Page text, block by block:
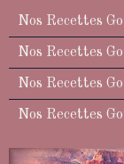
Nos Recettes
Nos Recettes
Nos Recettes
Nos Recettes